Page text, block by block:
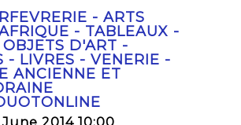
- ARTS
- TABLEAUX -
D'ART -
- LIVRES - VENERIE -
ANCIENNE ET
2014 10:00